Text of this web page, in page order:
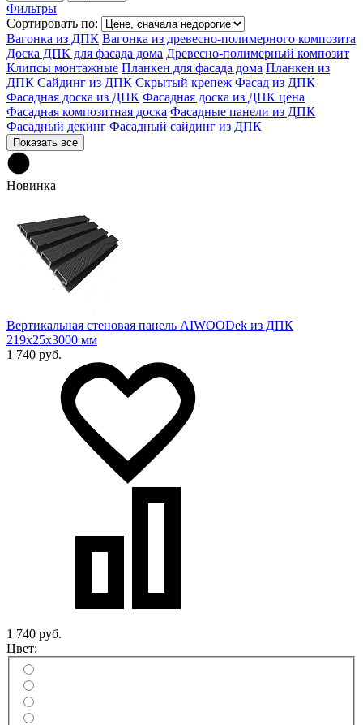
Фильтры
Сортировать по:
Вагонка из ДПК Вагонка из древесно-полимерного композита
Доска ДПК для фасада дома Древесно-полимерный композит
Клипсы монтажные Планкен для фасада дома Планкен из
ДПК Сайдинг из ДПК Скрытый крепеж Фасад из ДПК
Фасадная доска из ДПК Фасадная доска из ДПК цена
Фасадная композитная доска Фасадные панели из ДПК
Фасадный декинг Фасадный сайдинг из ДПК
Показать все
Новинка
Вертикальная стеновая панель AIWOODek из ДПК
219х25х3000 мм
1 740 руб.
1 740 руб.
Цвет: